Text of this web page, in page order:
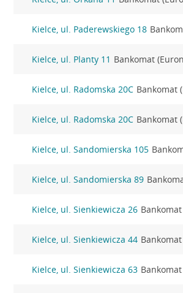
Kielce, ul. Paderewskiego 18
Kielce, ul. Planty 11 Bankomat
Kielce, ul. Radomska 20C Bankomat
Kielce, ul. Radomska 20C Bankomat
Kielce, ul. Sandomierska 105
Kielce, ul. Sandomierska 89
Kielce, ul. Sienkiewicza 26
Kielce, ul. Sienkiewicza 44
Kielce, ul. Sienkiewicza 63